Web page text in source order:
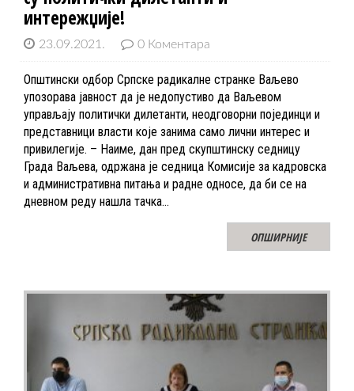
интережџије!
23.09.2021. 0 Коментара
Општински одбор Српске радикалне странке Ваљево
упозорава јавност да је недопустиво да Ваљевом
управљају политички дилетанти, неодговорни појединци и
представници власти које занима само лични интерес и
привилегије. – Наиме, дан пред скупштинску седницу
Града Ваљева, одржана је седница Комисије за кадровска
и административна питања и радне односе, да би се на
дневном реду нашла тачка…
ОПШИРНИЈЕ